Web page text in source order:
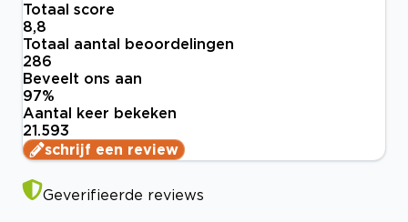
Totaal score
8,8
Totaal aantal beoordelingen
286
Beveelt ons aan
97%
Aantal keer bekeken
21.593
schrijf een review
Geverifieerde reviews